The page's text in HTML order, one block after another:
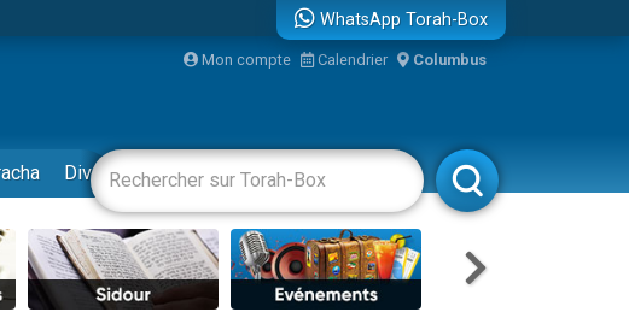
insalubre
violences...
Enfants
WhatsApp Torah-Box
Mon compte Calendrier Columbus
Divertissements Livres Rabbanim